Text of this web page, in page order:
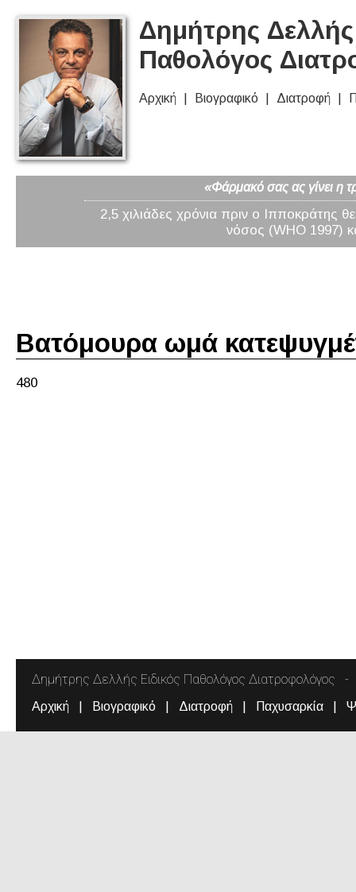
Δημήτρης
Παθολόγος
Αρχική Βιογραφικό Διατροφή
«Φάρμακό σας ας γίνει η
2,5 χιλιάδες χρόνια πριν ο Ιπποκράτης
νόσος (WHO 1997)
Βατόμουρα ωμά
480
Δημήτρης Δελλής Ειδικός Παθολόγος Διατροφολόγος
Αρχική Βιογραφικό Διατροφή Παχυσαρκία